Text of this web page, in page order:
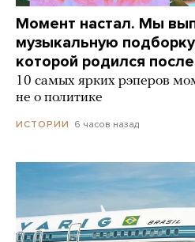
Момент настал. Мы
музыкальную
которой родился
10 самых ярких рэперов
не о политике
ИСТОРИИ 6 часов назад